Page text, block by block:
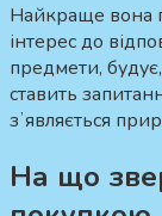
Найкраще вона
інтерес до
предмети,
ставить
зʼявляється
На що